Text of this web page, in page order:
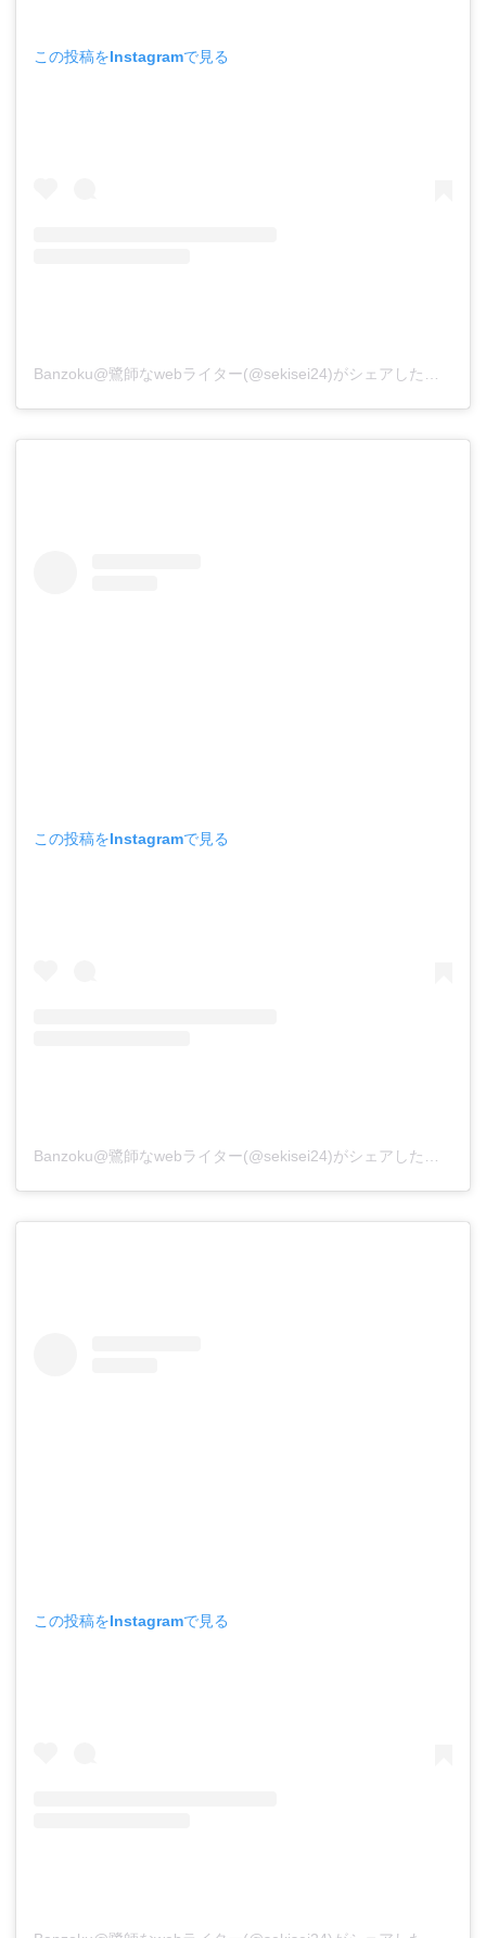
この投稿をInstagramで見る
Banzoku@鷺師なwebライター(@sekisei24)がシェアした投稿
この投稿をInstagramで見る
Banzoku@鷺師なwebライター(@sekisei24)がシェアした投稿
この投稿をInstagramで見る